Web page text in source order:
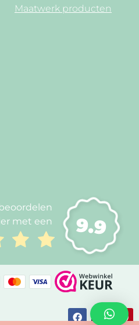
Maatwerk producten
met een
9.9